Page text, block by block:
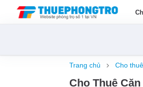
Trang chủ Cho
Cho Thuê